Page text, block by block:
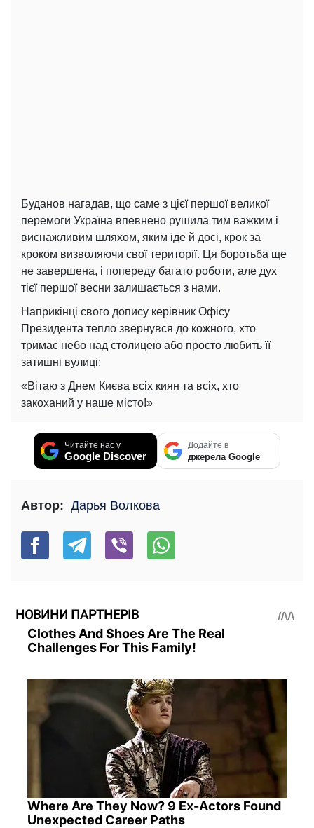
Буданов нагадав, що саме з цієї першої великої
перемоги Україна впевнено рушила тим важким і
виснажливим шляхом, яким іде й досі, крок за
кроком визволяючи свої території. Ця боротьба ще
не завершена, і попереду багато роботи, але дух
тієї першої весни залишається з нами.
Наприкінці свого допису керівник Офісу
Президента тепло звернувся до кожного, хто
тримає небо над столицею або просто любить її
затишні вулиці:
«Вітаю з Днем Києва всіх киян та всіх, хто
закоханий у наше місто!»
Читайте нас у
Google Discover
Додайте в
джерела Google
Автор: Дарья Волкова
НОВИНИ ПАРТНЕРІВ
Clothes And Shoes Are The Real
Challenges For This Family!
Where Are They Now? 9 Ex-Actors Found
Unexpected Career Paths